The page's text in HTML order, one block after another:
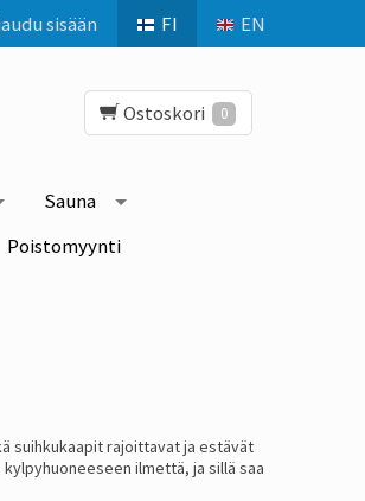
FI EN
sisään
Ostoskori 0
Sauna
Poistomyynti
suihkukaapit rajoittavat ja estävät
ilmettä, ja sillä saa